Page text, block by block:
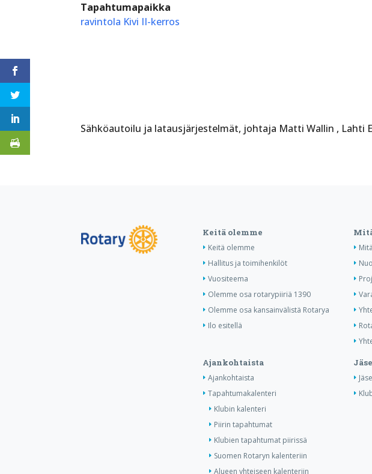
Tapahtumapaikka
ravintola Kivi II-kerros
Sähköautoilu ja latausjärjestelmät, johtaja Matti Wallin , Lahti
Keitä olemme
Keitä olemme
Hallitus ja toimihenkilöt
Vuositeema
Olemme osa rotarypiiriä 1390
Olemme osa kansainvälistä Rotarya
Ilo esitellä
Ajankohtaista
Ajankohtaista
Tapahtumakalenteri
Klubin kalenteri
Piirin tapahtumat
Klubien tapahtumat piirissä
Suomen Rotaryn kalenteriin
Alueen yhteiseen kalenteriin